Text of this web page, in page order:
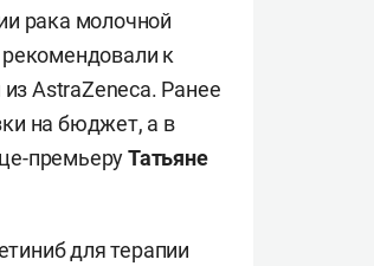
рака молочной
к
из AstraZeneca. Ранее
на бюджет, а в
премьеруТатьяне
для терапии